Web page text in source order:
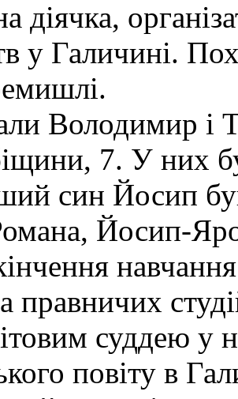
діячка,
у Галичині.
Володимир і
7. У них
син Йосип
Йосип-
правничих
суддею у
повіту в